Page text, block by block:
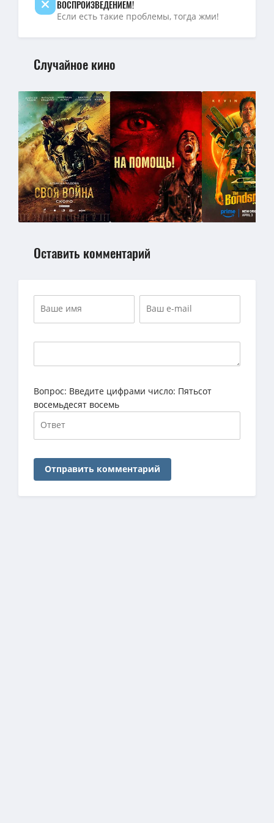
ВОСПРОИЗВЕДЕНИЕМ!
Если есть такие проблемы, тогда жми!
Случайное кино
Оставить комментарий
Вопрос: Введите цифрами число: Пятьсот
восемьдесят восемь
Отправить комментарий